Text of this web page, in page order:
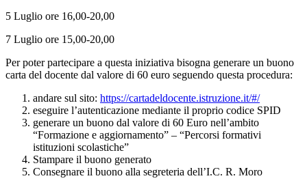
5 Luglio ore 16,00-20,00
7 Luglio ore 15,00-20,00
Per poter partecipare a questa iniziativa bisogna generare un buono
carta del docente dal valore di 60 euro seguendo questa procedura:
andare sul sito: https://cartadeldocente.istruzione.it/#/
eseguire l’autenticazione mediante il proprio codice SPID
generare un buono dal valore di 60 Euro nell’ambito
“Formazione e aggiornamento” – “Percorsi formativi
istituzioni scolastiche”
Stampare il buono generato
Consegnare il buono alla segreteria dell’I.C. R. Moro